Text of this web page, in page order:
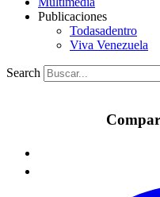
Publicaciones
Todasadentro
Viva Venezuela
Search